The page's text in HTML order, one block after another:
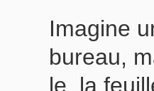
Imagine
bureau,
le, la